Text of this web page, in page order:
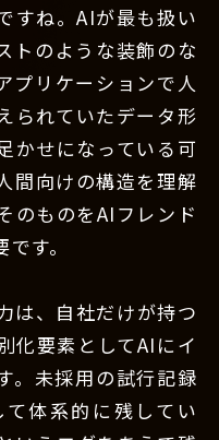
すね。AIが最も扱い
トのような装飾のな
プリケーションで人
られていたデータ形
かせになっている可
間向けの構造を理解
のものをAIフレンド
す。
は、自社だけが持つ
化要素としてAIにイ
。未採用の試行記録
体系的に残してい